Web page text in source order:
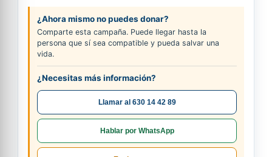
¿Ahora mismo no puedes donar?
Comparte esta campaña. Puede llegar hasta la
persona que sí sea compatible y pueda salvar una
vida.
¿Necesitas más información?
Llamar al 630 14 42 89
Hablar por WhatsApp